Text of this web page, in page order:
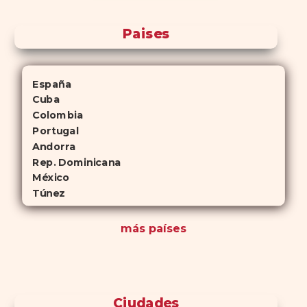
Paises
España
Cuba
Colombia
Portugal
Andorra
Rep. Dominicana
México
Túnez
más países
Ciudades